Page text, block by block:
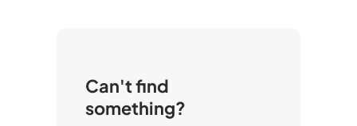
Can't find
something?